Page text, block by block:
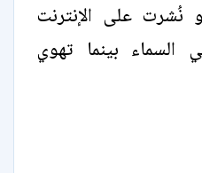
نُشرت على الإنترنت
بينما تهوي